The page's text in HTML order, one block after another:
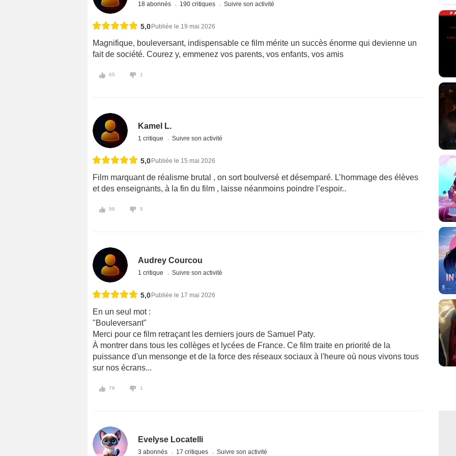
18 abonnés 190 critiques Suivre son activité
5,0 Publiée le 19 mai 2026
Magnifique, bouleversant, indispensable ce film mérite un succès énorme qui devienne un
fait de société. Courez y, emmenez vos parents, vos enfants, vos amis
65 1
Kamel L.
1 critique Suivre son activité
5,0 Publiée le 15 mai 2026
Film marquant de réalisme brutal , on sort boulversé et désemparé. L’hommage des élèves
et des enseignants, à la fin du film , laisse néanmoins poindre l’espoir..
98 5
Audrey Courcou
1 critique Suivre son activité
5,0 Publiée le 17 mai 2026
En un seul mot :
"Bouleversant"
Merci pour ce film retraçant les derniers jours de Samuel Paty.
À montrer dans tous les collèges et lycées de France. Ce film traite en priorité de la
puissance d'un mensonge et de la force des réseaux sociaux à l'heure où nous vivons tous
sur nos écrans...
78 1
Evelyse Locatelli
3 abonnés 17 critiques Suivre son activité